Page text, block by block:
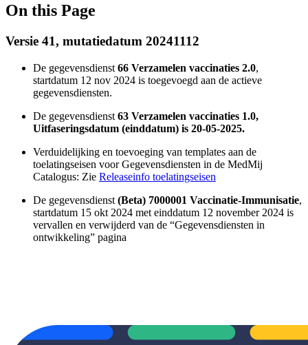
On this Page
Versie 41, mutatiedatum 20241112
De gegevensdienst 66 Verzamelen vaccinaties 2.0,
startdatum 12 nov 2024 is toegevoegd aan de actieve
gegevensdiensten.
De gegevensdienst 63 Verzamelen vaccinaties 1.0,
Uitfaseringsdatum (einddatum) is 20-05-2025.
Verduidelijking en toevoeging van templates aan de
toelatingseisen voor Gegevensdiensten in de MedMij
Catalogus: Zie Releaseinfo toelatingseisen
De gegevensdienst (Beta) 7000001 Vaccinatie-Immunisatie,
startdatum 15 okt 2024 met einddatum 12 november 2024 is
vervallen en verwijderd van de “Gegevensdiensten in
ontwikkeling” pagina